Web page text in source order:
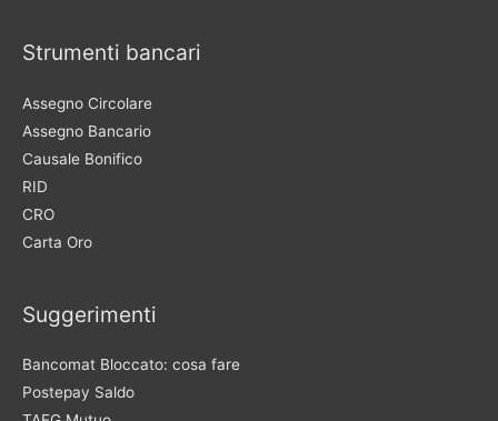
Strumenti bancari
Assegno Circolare
Assegno Bancario
Causale Bonifico
RID
CRO
Carta Oro
Suggerimenti
Bancomat Bloccato: cosa fare
Postepay Saldo